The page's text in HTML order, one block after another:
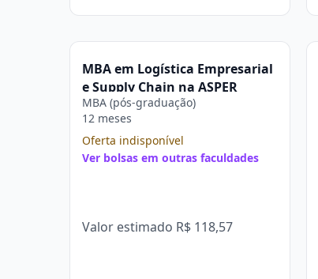
MBA em Logística Empresarial
e Supply Chain na ASPER
MBA (pós-graduação)
12 meses
Oferta indisponível
Ver bolsas em outras faculdades
Valor estimado R$ 118,57